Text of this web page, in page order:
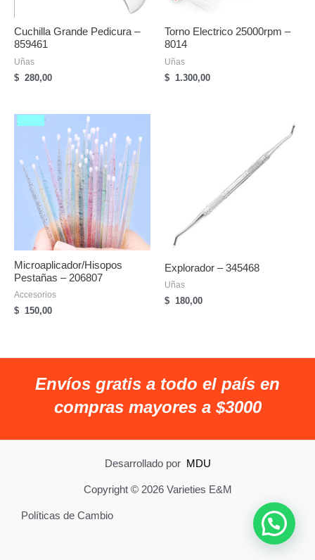
Cuchilla Grande Pedicura –
859461
Uñas
$ 280,00
Torno Electrico 25000rpm –
8014
Uñas
$ 1.300,00
Microaplicador/hisopos
Pestañas – 206807
Accesorios
$ 150,00
Explorador – 345468
Uñas
$ 180,00
Envíos gratis a todo el país en
compras mayores a $3000
Desarrollado por MDU
Copyright © 2026 Varieties E&M
Políticas de Cambio